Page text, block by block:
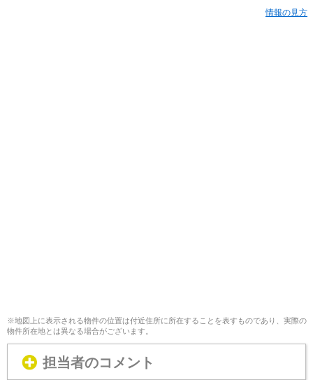
情報の見方
※地図上に表示される物件の位置は付近住所に所在することを表すものであり、実際の
物件所在地とは異なる場合がございます。
担当者のコメント